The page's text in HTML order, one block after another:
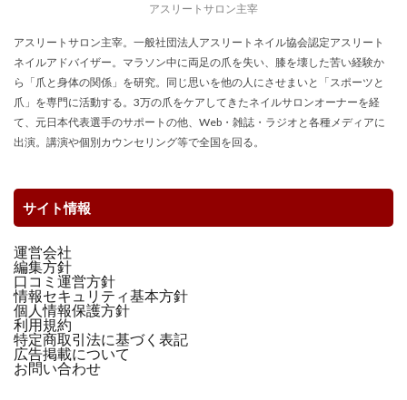
アスリートサロン主宰
アスリートサロン主宰。一般社団法人アスリートネイル協会認定アスリート
ネイルアドバイザー。マラソン中に両足の爪を失い、膝を壊した苦い経験か
ら「爪と身体の関係」を研究。同じ思いを他の人にさせまいと「スポーツと
爪」を専門に活動する。3万の爪をケアしてきたネイルサロンオーナーを経
て、元日本代表選手のサポートの他、Web・雑誌・ラジオと各種メディアに
出演。講演や個別カウンセリング等で全国を回る。
サイト情報
運営会社
編集方針
口コミ運営方針
情報セキュリティ基本方針
個人情報保護方針
利用規約
特定商取引法に基づく表記
広告掲載について
お問い合わせ